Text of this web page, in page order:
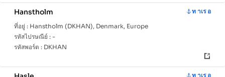
Hanstholm
ท าเร อ
ที่อยู่ : Hanstholm (DKHAN), Denmark, Europe
รหัสไปรษณีย์ : -
รหัสพอร์ต : DKHAN
ท าเร อ